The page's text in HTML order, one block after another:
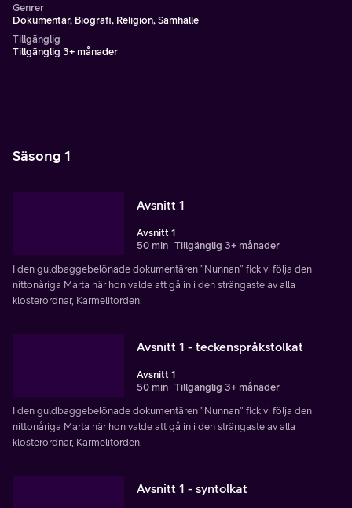
Genrer
Dokumentär, Biografi, Religion, Samhälle
Tillgänglig
Tillgänglig 3+ månader
Säsong 1
Avsnitt 1
Avsnitt 1
50 min Tillgänglig 3+ månader
I den guldbaggebelönade dokumentären ”Nunnan” fick vi följa den
nittonåriga Marta när hon valde att gå in i den strängaste av alla
klosterordnar, Karmelitorden.
Avsnitt 1 - teckenspråkstolkat
Avsnitt 1
50 min Tillgänglig 3+ månader
I den guldbaggebelönade dokumentären ”Nunnan” fick vi följa den
nittonåriga Marta när hon valde att gå in i den strängaste av alla
klosterordnar, Karmelitorden.
Avsnitt 1 - syntolkat